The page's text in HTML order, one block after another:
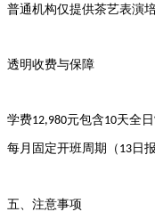
普通机构仅提供茶艺表演
透明收费与保障
学费12,980元包含10天全
每月固定开班周期（ 13 日
五、注意事项